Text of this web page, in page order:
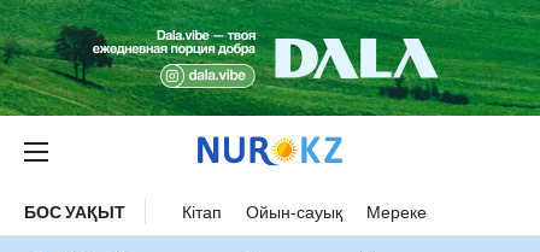
БОС УАҚЫТ Кітап Ойын-сауық Мереке